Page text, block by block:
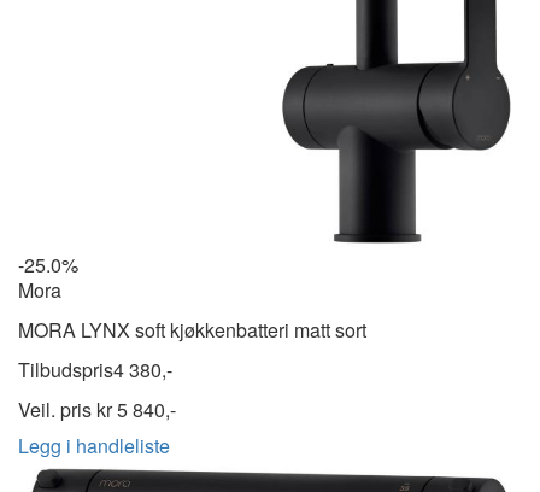
-25.0%
Mora
MORA LYNX soft kjøkkenbatteri matt sort
Tilbudspris4 380,-
Veil. pris kr5 840,-
Legg i handleliste